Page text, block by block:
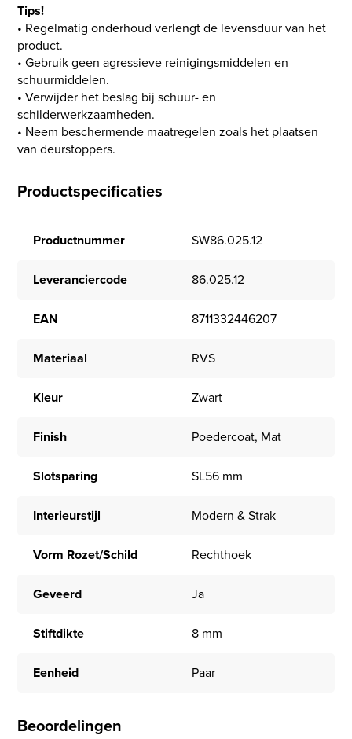
Tips!
• Regelmatig onderhoud verlengt de levensduur van het
product.
• Gebruik geen agressieve reinigingsmiddelen en
schuurmiddelen.
• Verwijder het beslag bij schuur- en
schilderwerkzaamheden.
• Neem beschermende maatregelen zoals het plaatsen
van deurstoppers.
Productspecificaties
Productnummer SW86.025.12
Leveranciercode 86.025.12
EAN 8711332446207
Materiaal RVS
Kleur Zwart
Finish Poedercoat, Mat
Slotsparing SL56 mm
Interieurstijl Modern & Strak
Vorm Rozet/Schild Rechthoek
Geveerd Ja
Stiftdikte 8 mm
Eenheid Paar
Beoordelingen